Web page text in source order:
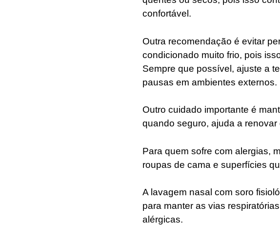
confortável.
Outra recomendação é evitar
condicionado muito frio, pois
Sempre que possível, ajuste a
pausas em ambientes externos.
Outro cuidado importante é
quando seguro, ajuda a
Para quem sofre com alergias,
roupas de cama e superfícies
A lavagem nasal com soro
para manter as vias
alérgicas.